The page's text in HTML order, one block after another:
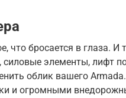
что бросается в глаза. И
элементы, лифт
облик вашего
и огромными